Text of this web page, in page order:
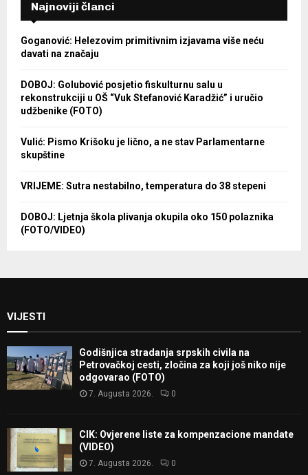
Najnoviji članci
Goganović: Helezovim primitivnim izjavama više neću
davati na značaju
DOBOJ: Golubović posjetio fiskulturnu salu u
rekonstrukciji u OŠ “Vuk Stefanović Karadžić” i uručio
udžbenike (FOTO)
Vulić: Pismo Krišoku je lično, a ne stav Parlamentarne
skupštine
VRIJEME: Sutra nestabilno, temperatura do 38 stepeni
DOBOJ: Ljetnja škola plivanja okupila oko 150 polaznika
(FOTO/VIDEO)
VIJESTI
Godišnjica stradanja srpskih civila na
Petrovačkoj cesti, zločina za koji još niko nije
odgovarao (FOTO)
7. Augusta 2026. 0
CIK: Ovjerene liste za kompenzacione mandate
(VIDEO)
7. Augusta 2026. 0